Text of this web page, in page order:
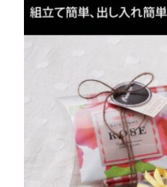
会社
新着
TEL052-